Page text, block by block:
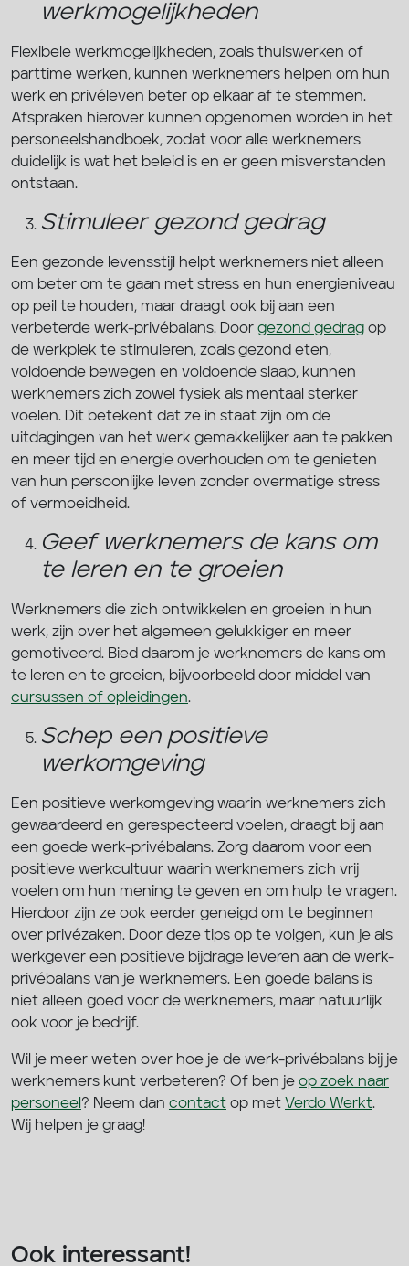
werkmogelijkheden
Flexibele werkmogelijkheden, zoals thuiswerken of
parttime werken, kunnen werknemers helpen om hun
werk en privéleven beter op elkaar af te stemmen.
Afspraken hierover kunnen opgenomen worden in het
personeelshandboek, zodat voor alle werknemers
duidelijk is wat het beleid is en er geen misverstanden
ontstaan.
Stimuleer gezond gedrag
Een gezonde levensstijl helpt werknemers niet alleen
om beter om te gaan met stress en hun energieniveau
op peil te houden, maar draagt ook bij aan een
verbeterde werk-privébalans. Door gezond gedrag op
de werkplek te stimuleren, zoals gezond eten,
voldoende bewegen en voldoende slaap, kunnen
werknemers zich zowel fysiek als mentaal sterker
voelen. Dit betekent dat ze in staat zijn om de
uitdagingen van het werk gemakkelijker aan te pakken
en meer tijd en energie overhouden om te genieten
van hun persoonlijke leven zonder overmatige stress
of vermoeidheid.
Geef werknemers de kans om
te leren en te groeien
Werknemers die zich ontwikkelen en groeien in hun
werk, zijn over het algemeen gelukkiger en meer
gemotiveerd. Bied daarom je werknemers de kans om
te leren en te groeien, bijvoorbeeld door middel van
cursussen of opleidingen.
Schep een positieve
werkomgeving
Een positieve werkomgeving waarin werknemers zich
gewaardeerd en gerespecteerd voelen, draagt bij aan
een goede werk-privébalans. Zorg daarom voor een
positieve werkcultuur waarin werknemers zich vrij
voelen om hun mening te geven en om hulp te vragen.
Hierdoor zijn ze ook eerder geneigd om te beginnen
over privézaken. Door deze tips op te volgen, kun je als
werkgever een positieve bijdrage leveren aan de werk-
privébalans van je werknemers. Een goede balans is
niet alleen goed voor de werknemers, maar natuurlijk
ook voor je bedrijf.
Wil je meer weten over hoe je de werk-privébalans bij je
werknemers kunt verbeteren? Of ben je op zoek naar
personeel ? Neem dan contact op met Verdo Werkt.
Wij helpen je graag!
Ook interessant!